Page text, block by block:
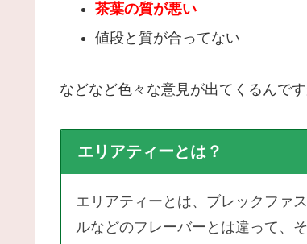
茶葉の質が悪い
値段と質が合ってない
などなど色々な意見が出てくるんで
エリアティーとは？
エリアティーとは、ブレックファ
ルなどのフレーバーとは違って、